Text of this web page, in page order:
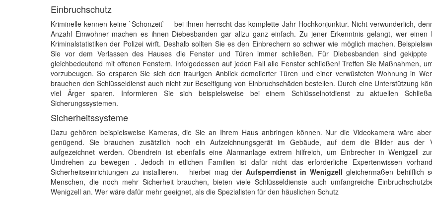
Einbruchschutz
Kriminelle kennen keine `Schonzeit` – bei ihnen herrscht das komplette Jahr Hochkonjunktur. Nicht verwunderlich,
Anzahl Einwohner machen es ihnen Diebesbanden gar allzu ganz einfach. Zu jener Erkenntnis gelangt, wer einen
Kriminalstatistiken der Polizei wirft. Deshalb sollten Sie es den Einbrechern so schwer wie möglich machen.
Sie vor dem Verlassen des Hauses die Fenster und Türen immer schließen. Für Diebesbanden sind gekippte
gleichbedeutend mit offenen Fenstern. Infolgedessen auf jeden Fall alle Fenster schließen! Treffen Sie Maßnahmen,
vorzubeugen. So ersparen Sie sich den traurigen Anblick demolierter Türen und einer verwüsteten Wohnung in
brauchen den Schlüsseldienst auch nicht zur Beseitigung von Einbruchschäden bestellen. Durch eine Unterstützung
viel Ärger sparen. Informieren Sie sich beispielsweise bei einem Schlüsselnotdienst zu aktuellen
Sicherungssystemen.
Sicherheitssysteme
Dazu gehören beispielsweise Kameras, die Sie an Ihrem Haus anbringen können. Nur die Videokamera wäre
genügend. Sie brauchen zusätzlich noch ein Aufzeichnungsgerät im Gebäude, auf dem die Bilder aus der
aufgezeichnet werden. Obendrein ist ebenfalls eine Alarmanlage extrem hilfreich, um Einbrecher in Wenigzell
Umdrehen zu bewegen . Jedoch in etlichen Familien ist dafür nicht das erforderliche Expertenwissen
Sicherheitseinrichtungen zu installieren. – hierbei mag der Aufsperrdienst in Wenigzell gleichermaßen behilflich
Menschen, die noch mehr Sicherheit brauchen, bieten viele Schlüsseldienste auch umfangreiche
Wenigzell an. Wer wäre dafür mehr geeignet, als die Spezialisten für den häuslichen Schutz